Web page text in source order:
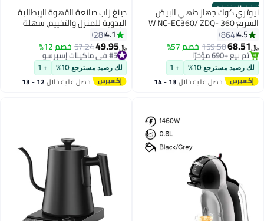
أفضل المنتجات
نيوتري كوك جهاز طهي البيض
السريع 360 W NC-EC360/ ZDQ-
705 فضي4.5
864
﷼‏ 68.51
159.50خصم 57%
#2 في جهاز طهي البيض
بتخلّص بسرعة
تم بيع +690 مؤخرًا
#2 في جهاز طهي البيض
لك رصيد مسترجع 10% + 1
احصل عليه خلال 13 - 14
دينغ زاب صانعة القهوة الإيطالية
اليدوية للمنزل والتخييم، سهلة
التشغيل والتنظيف السريع
4.1
28
﷼‏49.95
57.24خصم 12% #5 في ماكينات إسبرسو
تم بيع +30 مؤخرًا
#5 في ماكينات إسبرسو
لك رصيد مسترجع 10% + 1
احصل عليه خلال 12 - 13